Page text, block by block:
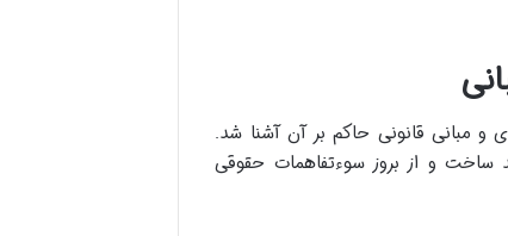
و مبانی قانونی حاکم بر آن آشنا شد.
ساخت و از بروز سوءتفاهمات حقوقی